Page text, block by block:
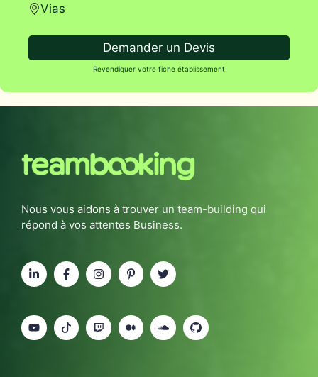
Vias
Demander un Devis
Revendiquer votre fiche établissement
Nous vous aidons à trouver un team-building qui
répond à vos attentes Business.